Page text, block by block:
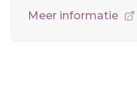
Meer informatie